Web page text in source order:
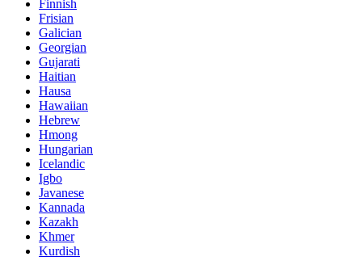
Finnish
Frisian
Galician
Georgian
Gujarati
Haitian
Hausa
Hawaiian
Hebrew
Hmong
Hungarian
Icelandic
Igbo
Javanese
Kannada
Kazakh
Khmer
Kurdish